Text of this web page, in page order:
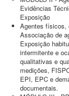
Evidências
Exposição
Agentes físicos,
Associação de
Exposição
intermitente e
qualitativas e
medições,
EPI, EPC e
documentais.